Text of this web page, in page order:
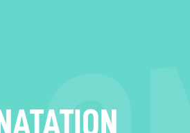
NATATION